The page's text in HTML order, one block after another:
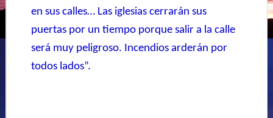
en sus calles… Las iglesias cerrarán sus
puertas por un tiempo porque salir a la calle
será muy peligroso. Incendios arderán por
todos lados”.